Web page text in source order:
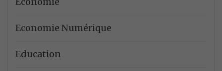
Economie Numérique
Education